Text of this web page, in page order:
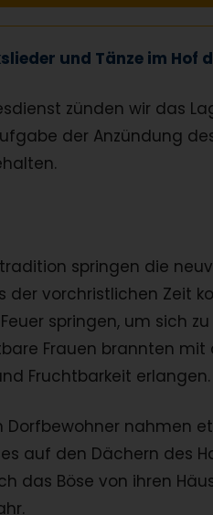
und Tänze im Hof
zünden wir das
der Anzündung
springen die
der vorchristlichen Zeit
springen, um sich
Frauen brannten
Fruchtbarkeit erlangen.
Dorfbewohner nahmen
auf den Dächern des
das Böse von ihren